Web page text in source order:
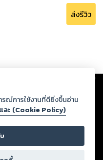
ส่งรีวิว
และปรากฏว่าละเมิดสิทธิใน
หมายและศีลธรรม ดังนั้น ผู้อ่าน
วยตนเอง และหากท่านพบว่าส่วน
จ้งมายังบริษัท เพื่อทีมงานจะได้
วนลิขสิทธิ์ตามพระราชบัญญัติ
รณ์การใช้งานที่ดียิ่งขึ้นอ่าน
ะ (Cookie Policy)